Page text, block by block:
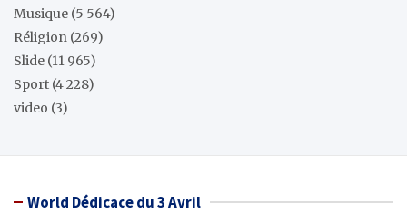
Musique (5 564)
Réligion (269)
Slide (11 965)
Sport (4 228)
video (3)
World Dédicace du 3 Avril